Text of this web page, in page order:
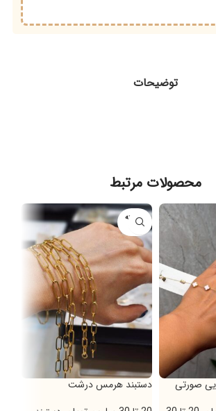
توضیحات
محصولات مرتبط
فروخته
شده
دستبند هرمس درشت